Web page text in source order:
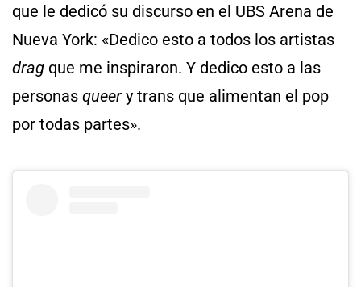
que le dedicó su discurso en el UBS Arena de
Nueva York: «Dedico esto a todos los artistas
drag que me inspiraron. Y dedico esto a las
personas queer y trans que alimentan el pop
por todas partes».